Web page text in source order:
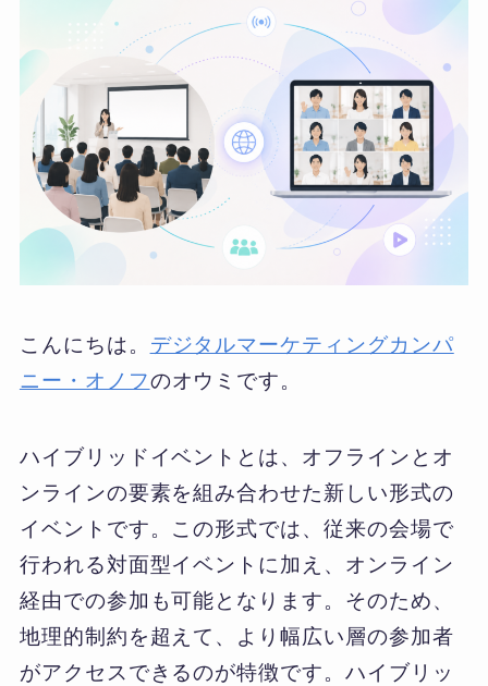
こんにちは。 デジタルマーケティングカンパ
ニー・オノフのオウミです。
ハイブリッドイベントとは、オフラインとオ
ンラインの要素を組み合わせた新しい形式の
イベントです。この形式では、従来の会場で
行われる対面型イベントに加え、オンライン
経由での参加も可能となります。そのため、
地理的制約を超えて、より幅広い層の参加者
がアクセスできるのが特徴です。ハイブリッ